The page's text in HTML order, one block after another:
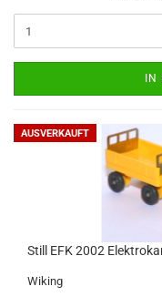
AUSVERKAUFT
Still EFK 2002
Wi­king